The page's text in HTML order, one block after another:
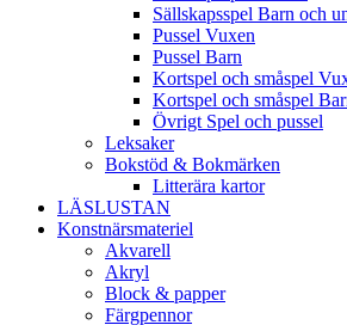
Sällskapsspel Barn och
Pussel Vuxen
Pussel Barn
Kortspel och småspel
Kortspel och småspel
Övrigt Spel och pussel
Leksaker
Bokstöd & Bokmärken
Litterära kartor
LÄSLUSTAN
Konstnärsmateriel
Akvarell
Akryl
Block & papper
Färgpennor